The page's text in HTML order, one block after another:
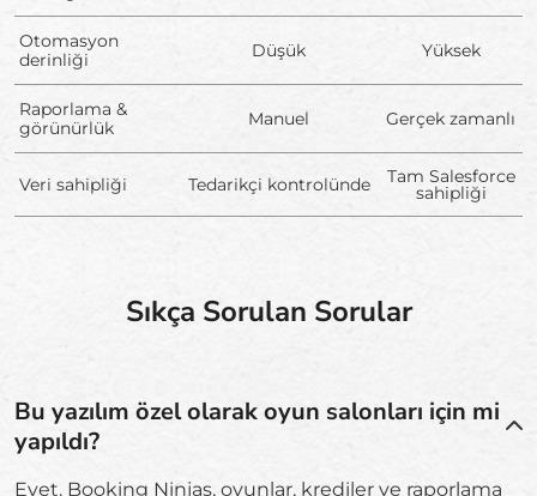
Otomasyon
derinliği
Düşük Yüksek
Raporlama &
görünürlük
Manuel Gerçek zamanlı
Veri sahipliği Tedarikçi kontrolünde Tam Salesforce
sahipliği
Sıkça Sorulan Sorular
Bu yazılım özel olarak oyun salonları için mi
yapıldı?
Evet. Booking Ninjas, oyunlar, krediler ve raporlama